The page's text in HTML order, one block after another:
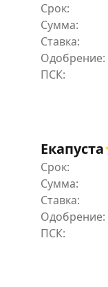
Срок:
Сумма:
Ставка:
Одобрение:
Екапуста
Срок:
Сумма:
Ставка:
Одобрение: